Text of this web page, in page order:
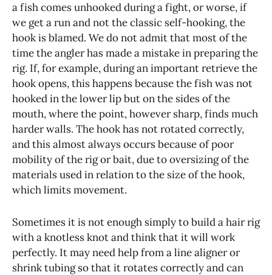
a fish comes unhooked during a fight, or worse, if
we get a run and not the classic self-hooking, the
hook is blamed. We do not admit that most of the
time the angler has made a mistake in preparing the
rig. If, for example, during an important retrieve the
hook opens, this happens because the fish was not
hooked in the lower lip but on the sides of the
mouth, where the point, however sharp, finds much
harder walls. The hook has not rotated correctly,
and this almost always occurs because of poor
mobility of the rig or bait, due to oversizing of the
materials used in relation to the size of the hook,
which limits movement.
Sometimes it is not enough simply to build a hair rig
with a knotless knot and think that it will work
perfectly. It may need help from a line aligner or
shrink tubing so that it rotates correctly and can